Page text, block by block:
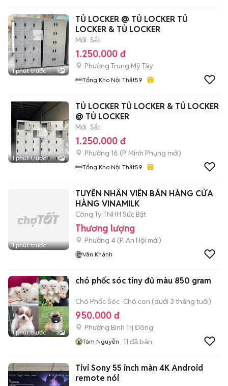
1 phút trước 1
TỦ LOCKER @ TỦ LOCKER TỦ
LOCKER & TỦ LOCKER
Mới Sắt
1.250.000 đ
Phường Trung Mỹ Tây
Tổng Kho Nội Thất59
1 phút trước 1
TỦ LOCKER TỦ LOCKER & TỦ LOCKER
@ TỦ LOCKER
Mới Sắt
1.250.000 đ
Phường 16 (P. Minh Phụng mới)
Tổng Kho Nội Thất59
1 phút trước
TUYỂN NHÂN VIÊN BÁN HÀNG CỬA
HÀNG VINAMILK
Công Ty TNHH Sức Bật
Thương lượng
Phường 4 (P. An Hội mới)
Vân Khánh
1 phút trước 3
chó phốc sóc tiny đủ màu 850 gram
Chó Phốc Sóc Chó con (dưới 3 tháng tuổi)
950.000 đ
Phường Bình Trị Đông
Tâm Nguyễn 11 đã bán
Tivi Sony 55 inch màn 4K Android
remote nói